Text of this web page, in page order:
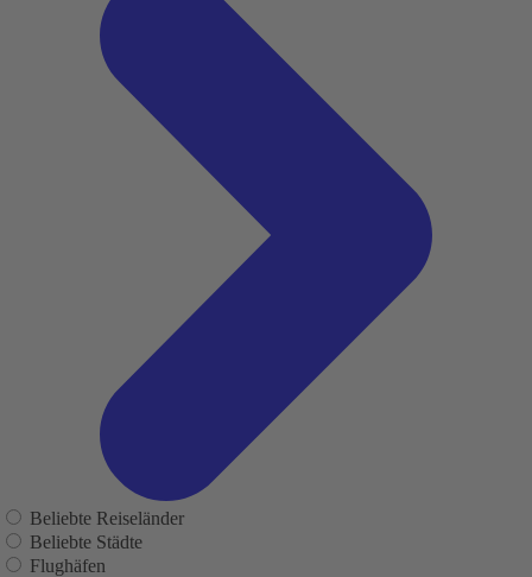
Beliebte Reiseländer
Beliebte Städte
Flughäfen